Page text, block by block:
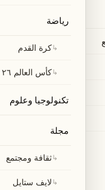
رياضة
↳كرة القدم
↳كأس العالم ٢٠٢٦
تكنولوجيا وعلوم
مجلة
↳ثقافة ومجتمع
↳لايف ستايل